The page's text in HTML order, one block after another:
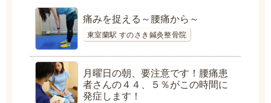
痛みを捉える～腰痛から～
東室蘭駅 すのさき鍼灸整骨院
月曜日の朝、要注意です！腰痛患
者さんの４４、５％がこの時間に
発症します！